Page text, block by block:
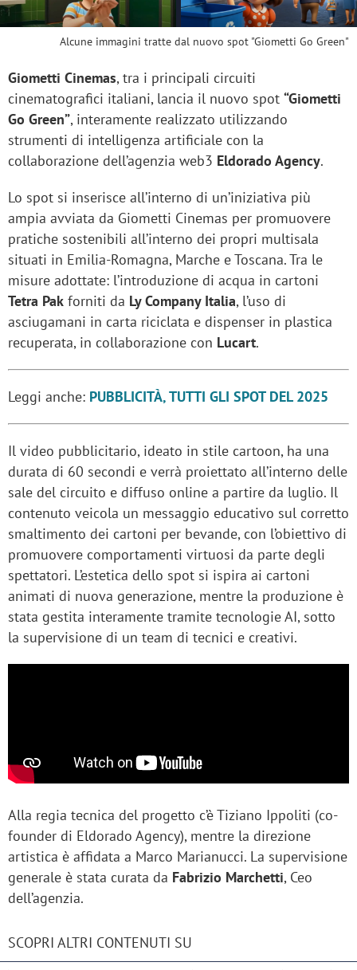
Alcune immagini tratte dal nuovo spot "Giometti Go Green"
Giometti Cinemas, tra i principali circuiti
cinematografici italiani, lancia il nuovo spot “Giometti
Go Green”, interamente realizzato utilizzando
strumenti di intelligenza artificiale con la
collaborazione dell’agenzia web3 Eldorado Agency.
Lo spot si inserisce all’interno di un’iniziativa più
ampia avviata da Giometti Cinemas per promuovere
pratiche sostenibili all’interno dei propri multisala
situati in Emilia-Romagna, Marche e Toscana. Tra le
misure adottate: l’introduzione di acqua in cartoni
Tetra Pak forniti da Ly Company Italia, l’uso di
asciugamani in carta riciclata e dispenser in plastica
recuperata, in collaborazione con Lucart.
Leggi anche: PUBBLICITÀ, TUTTI GLI SPOT DEL 2025
Il video pubblicitario, ideato in stile cartoon, ha una
durata di 60 secondi e verrà proiettato all’interno delle
sale del circuito e diffuso online a partire da luglio. Il
contenuto veicola un messaggio educativo sul corretto
smaltimento dei cartoni per bevande, con l’obiettivo di
promuovere comportamenti virtuosi da parte degli
spettatori. L’estetica dello spot si ispira ai cartoni
animati di nuova generazione, mentre la produzione è
stata gestita interamente tramite tecnologie AI, sotto
la supervisione di un team di tecnici e creativi.
Alla regia tecnica del progetto c’è Tiziano Ippoliti (co-
founder di Eldorado Agency), mentre la direzione
artistica è affidata a Marco Marianucci. La supervisione
generale è stata curata da Fabrizio Marchetti, Ceo
dell’agenzia.
SCOPRI ALTRI CONTENUTI SU